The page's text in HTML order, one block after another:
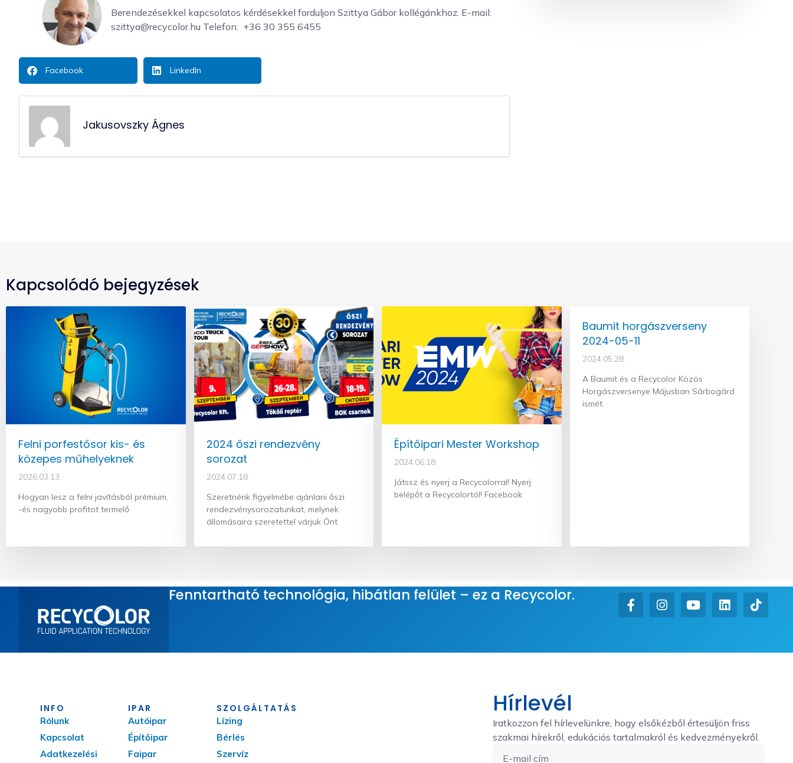
Berendezésekkel kapcsolatos kérdésekkel forduljon Szittya Gábor kollégánkhoz. E-mail:
szittya@recycolor.hu Telefon: ‭ +36 30 355 6455
Facebook LinkedIn
Jakusovszky Ágnes
Kapcsolódó bejegyzések
Felni porfestősor kis- és
közepes műhelyeknek
2026.03.13.
Hogyan lesz a felni javításból prémium,
-és nagyobb profitot termelő
2024 őszi rendezvény
sorozat
2024.07.18.
Szeretnénk figyelmébe ajánlani őszi
rendezvénysorozatunkat, melynek
állomásaira szeretettel várjuk Önt
Építőipari Mester Workshop
2024.06.18.
Játssz és nyerj a Recycolorral! Nyerj
belépőt a Recycolortól! Facebook
Baumit horgászverseny
2024-05-11
2024.05.28.
A Baumit és a Recycolor Közös
Horgászversenye Májusban Sárbogárd
ismét
Fenntartható technológia, hibátlan felület – ez a Recycolor.
INFO
Rólunk
Kapcsolat
Adatkezelési
IPAR
Autóipar
Építőipar
Faipar
SZOLGÁLTATÁS
Lízing
Bérlés
Szervíz
Hírlevél
Iratkozzon fel hírlevelünkre, hogy elsőkézből értesüljön friss
szakmai hírekről, edukációs tartalmakról és kedvezményekről.